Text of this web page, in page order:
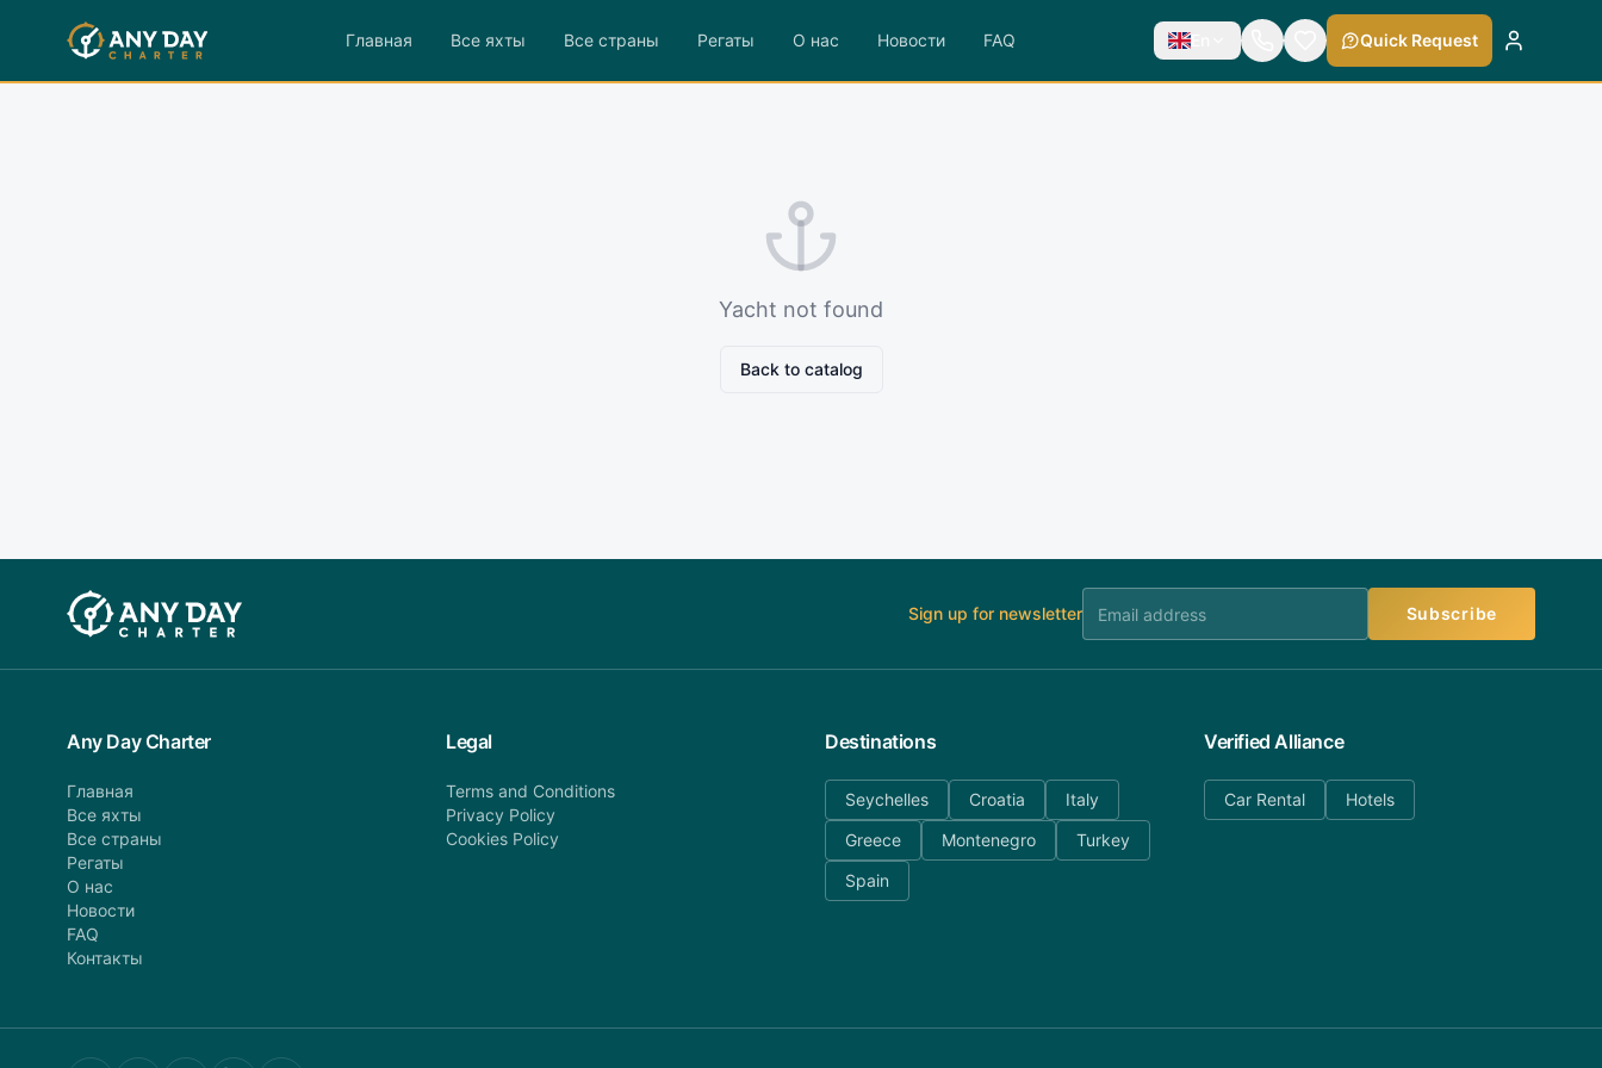
Главная Все яхты Все страны Регаты О нас Новости FAQ En Quick Request
Yacht not found
Back to catalog
Sign up for newsletter Subscribe
Any Day Charter
Главная
Все яхты
Все страны
Регаты
О нас
Новости
FAQ
Контакты
Legal
Terms and Conditions
Privacy Policy
Cookies Policy
Destinations
Seychelles Croatia
Italy
Greece
Montenegro
Turkey
Spain
Verified Alliance
Car Rental Hotels